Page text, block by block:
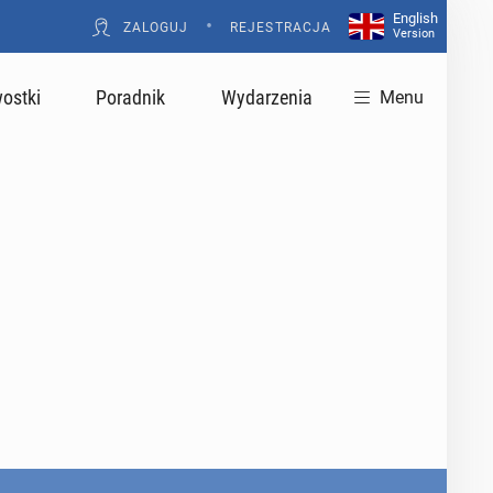
ZALOGUJ • REJESTRACJA
English
Version
Poradnik Wydarzenia Menu